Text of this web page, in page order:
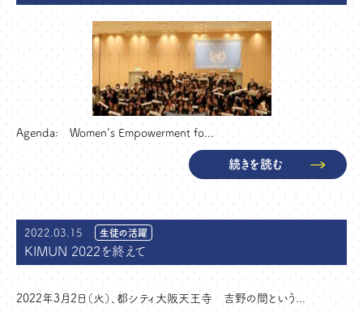
Agenda: Women’s Empowerment fo...
続きを読む
2022.03.15 生徒の活躍
KIMUN 2022を終えて
2022年3月2日（火）、都シティ大阪天王寺 吉野の間という...